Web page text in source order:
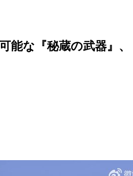
能な『秘蔵の武器』